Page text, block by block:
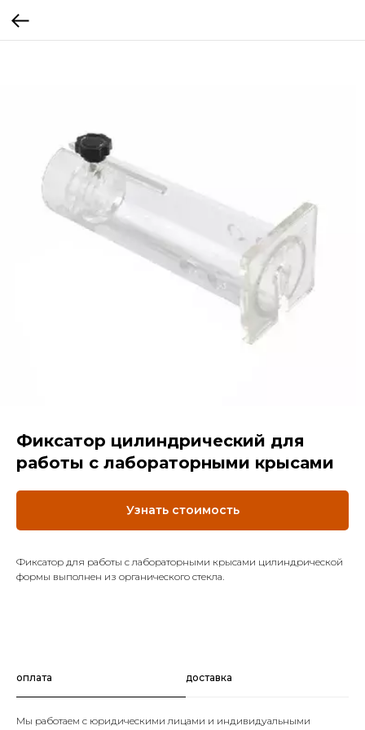
Фиксатор цилиндрический для
работы с лабораторными крысами
Узнать стоимость
Фиксатор для работы с лабораторными крысами цилиндрической
формы выполнен из органического стекла.
оплата доставка
Мы работаем с юридическими лицами и индивидуальными